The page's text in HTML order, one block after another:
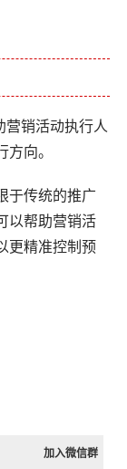
营销活动执行人
向。
于传统的推广
以帮助营销活
更精准控制预
加入微信群